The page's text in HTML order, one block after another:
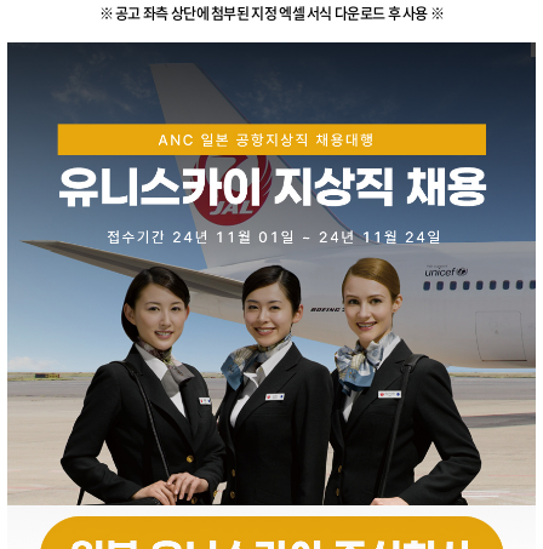
※ 공고 좌측 상단에 첨부된 지정 엑셀 서식 다운로드 후 사용 ※